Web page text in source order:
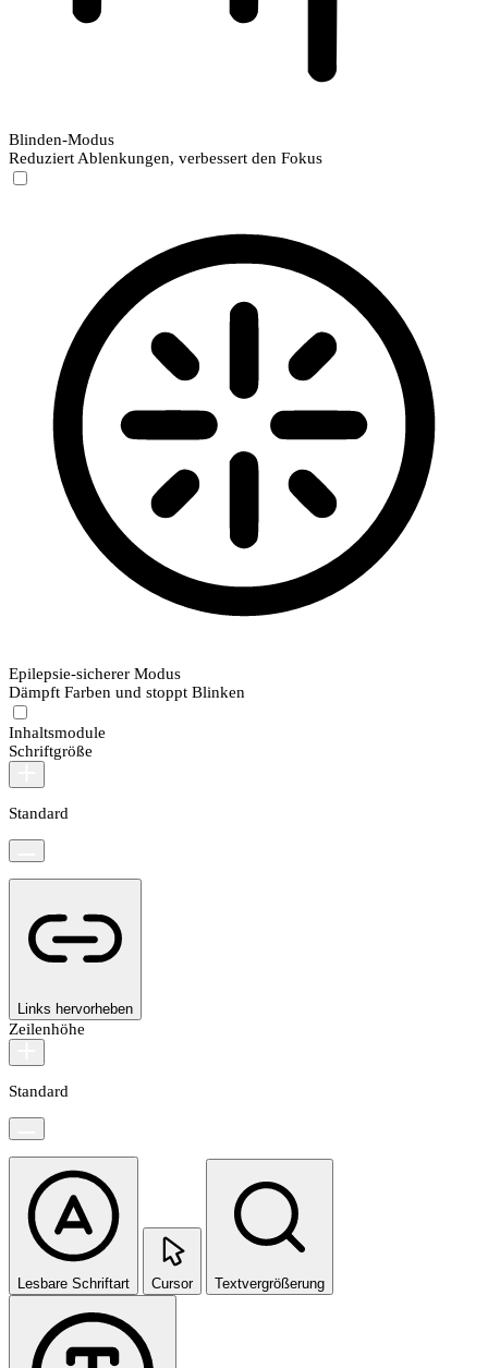
Blinden-Modus
Reduziert Ablenkungen, verbessert den Fokus
Epilepsie-sicherer Modus
Dämpft Farben und stoppt Blinken
Inhaltsmodule
Schriftgröße
Standard
Links hervorheben
Zeilenhöhe
Standard
Lesbare Schriftart Cursor Textvergrößerung